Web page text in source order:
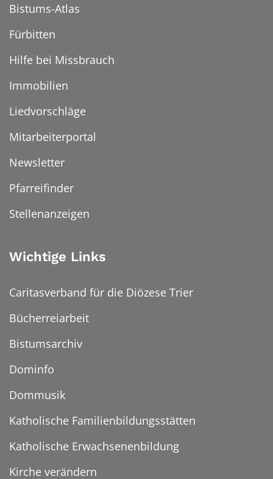
Bistums-Atlas
Fürbitten
Hilfe bei Missbrauch
Immobilien
Liedvorschläge
Mitarbeiterportal
Newsletter
Pfarreifinder
Stellenanzeigen
Wichtige Links
Caritasverband für die Diözese Trier
Bücherreiarbeit
Bistumsarchiv
Dominfo
Dommusik
Katholische Familienbildungsstätten
Katholische Erwachsenenbildung
Kirche verändern